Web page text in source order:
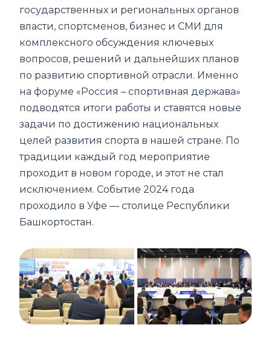
государственных и региональных органов
власти, спортсменов, бизнес и СМИ для
комплексного обсуждения ключевых
вопросов, решений и дальнейших планов
по развитию спортивной отрасли. Именно
на форуме «Россия – спортивная держава»
подводятся итоги работы и ставятся новые
задачи по достижению национальных
целей развития спорта в нашей стране. По
традиции каждый год мероприятие
проходит в новом городе, и этот не стал
исключением. Событие 2024 года
проходило в Уфе — столице Республики
Башкортостан.